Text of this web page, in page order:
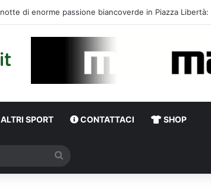
ALTRI SPORT CONTATTACI SHOP